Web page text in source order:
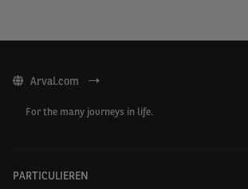
Arval.com
For the many journeys in life.
PARTICULIEREN